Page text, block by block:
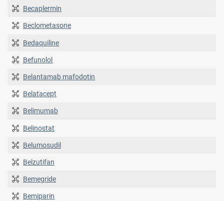
Becaplermin
Beclometasone
Bedaquiline
Befunolol
Belantamab mafodotin
Belatacept
Belimumab
Belinostat
Belumosudil
Belzutifan
Bemegride
Bemiparin